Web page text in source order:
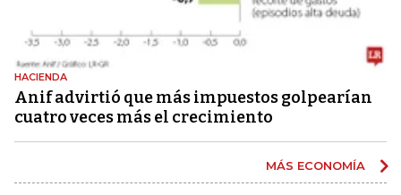
HACIENDA
Anif advirtió que más impuestos golpearían
cuatro veces más el crecimiento
MÁS ECONOMÍA